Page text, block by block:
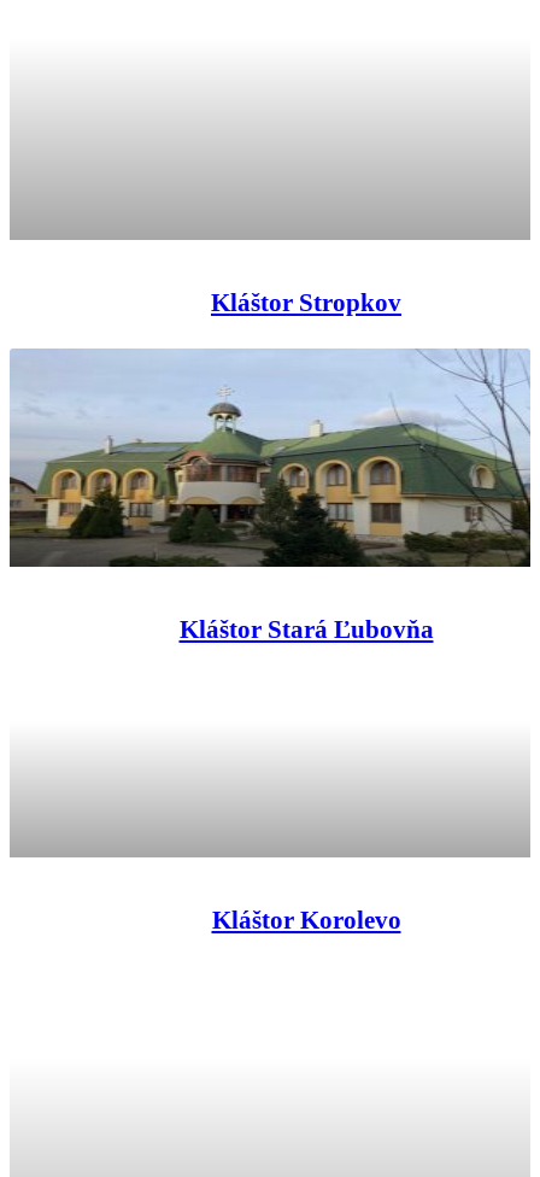
Kláštor Stropkov
Kláštor Stará Ľubovňa
Kláštor Korolevo